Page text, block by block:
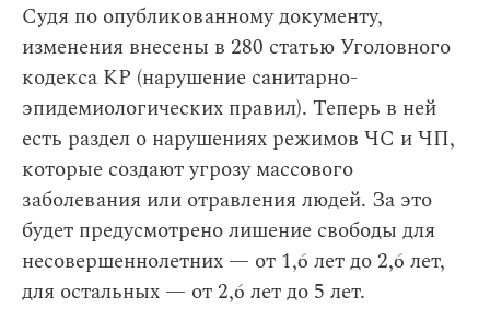
Судя по опубликованному документу,
изменения внесены в 280 статью Уголовного
кодекса КР (нарушение санитарно-
эпидемиологических правил). Теперь в ней
есть раздел о нарушениях режимов ЧС и ЧП,
которые создают угрозу массового
заболевания или отравления людей. За это
будет предусмотрено лишение свободы для
несовершеннолетних — от 1,6 лет до 2,6 лет,
для остальных — от 2,6 лет до 5 лет.